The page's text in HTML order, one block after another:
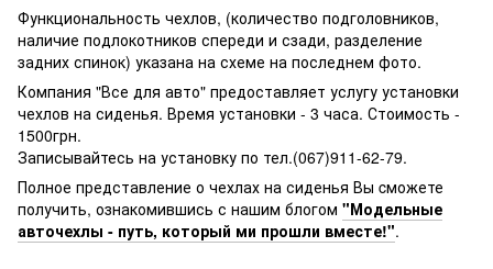
Функциональность чехлов, (количество подголовников,
наличие подлокотников спереди и сзади, разделение
задних спинок) указана на схеме на последнем фото.
Компания "Все для авто" предоставляет услугу установки
чехлов на сиденья. Время установки - 3 часа. Стоимость -
1500грн.
Записывайтесь на установку по тел.(067)911-62-79.
Полное представление о чехлах на сиденья Вы cможете
получить, ознакомившись с нашим блогом "Модельные
авточехлы - путь, который ми прошли вместе!".